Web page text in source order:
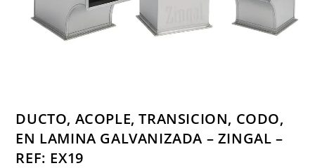
DUCTO, ACOPLE, TRANSICION, CODO,
EN LAMINA GALVANIZADA – ZINGAL –
REF: EX19